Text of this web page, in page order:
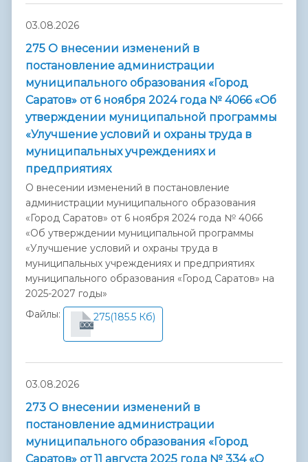
03.08.2026
275 О внесении изменений в
постановление администрации
муниципального образования «Город
Саратов» от 6 ноября 2024 года № 4066 «Об
утверждении муниципальной программы
«Улучшение условий и охраны труда в
муниципальных учреждениях и
предприятиях
О внесении изменений в постановление
администрации муниципального образования
«Город Саратов» от 6 ноября 2024 года № 4066
«Об утверждении муниципальной программы
«Улучшение условий и охраны труда в
муниципальных учреждениях и предприятиях
муниципального образования «Город Саратов» на
2025-2027 годы»
Файлы:
DOC
275(185.5 Кб)
03.08.2026
273 О внесении изменений в
постановление администрации
муниципального образования «Город
Саратов» от 11 августа 2025 года № 334 «О